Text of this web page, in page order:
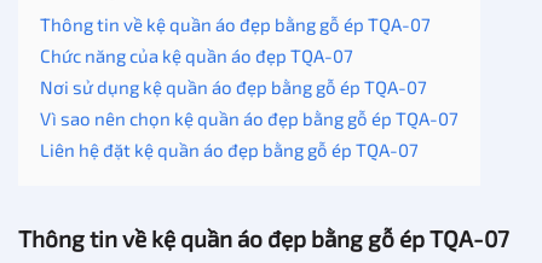
Thông tin về kệ quần áo đẹp bằng gỗ ép TQA-07
Chức năng của kệ quần áo đẹp TQA-07
Nơi sử dụng kệ quần áo đẹp bằng gỗ ép TQA-07
Vì sao nên chọn kệ quần áo đẹp bằng gỗ ép TQA-07
Liên hệ đặt kệ quần áo đẹp bằng gỗ ép TQA-07
Thông tin về kệ quần áo đẹp bằng gỗ ép TQA-07